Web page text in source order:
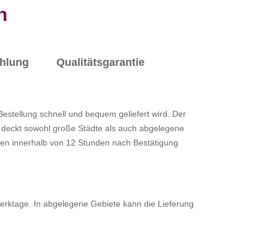
Qualitätsgarantie
schnell und bequem geliefert wird. Der
sowohl große Städte als auch abgelegene
innerhalb von 12 Stunden nach Bestätigung
In abgelegene Gebiete kann die Lieferung